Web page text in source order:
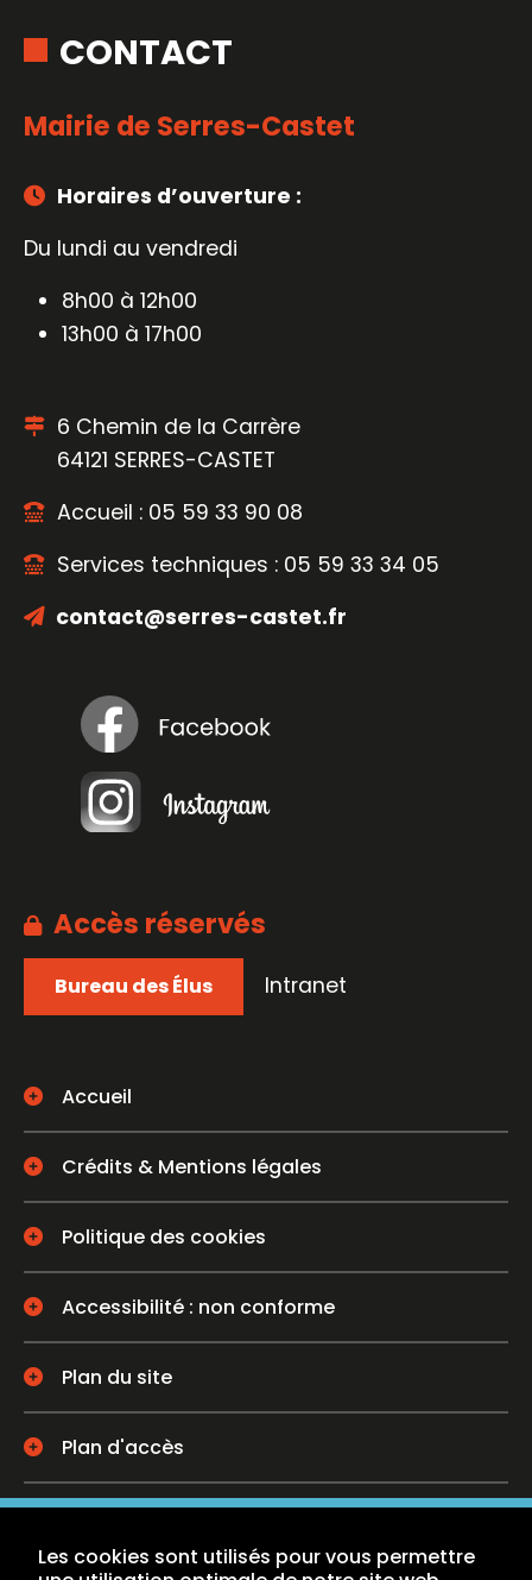
Les cookies sont utilisés pour vous permettre
CONTACT
Mairie de Serres-Castet
Horaires d’ouverture :
Du lundi au vendredi
8h00 à 12h00
13h00 à 17h00
6 Chemin de la Carrère
64121 SERRES-CASTET
Accueil : 05 59 33 90 08
Services techniques : 05 59 33 34 05
contact@serres-castet.fr
Accès réservés
Bureau des Élus Intranet
Accueil
Crédits & Mentions légales
Politique des cookies
Accessibilité : non conforme
Plan du site
Plan d'accès